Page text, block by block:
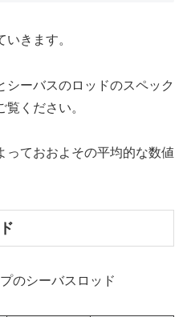
きます。
シーバスのロッドのスペック
ください。
っておおよその平均的な数値
のシーバスロッド